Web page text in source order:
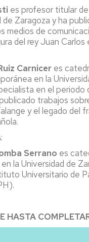
es profesor titular
de Zaragoza y ha
medios de
del rey Juan Carlos
Carnicer es
en la
en el periodo
trabajos
y el legado del
Serrano es
la Universidad de
Universitario de
HASTA